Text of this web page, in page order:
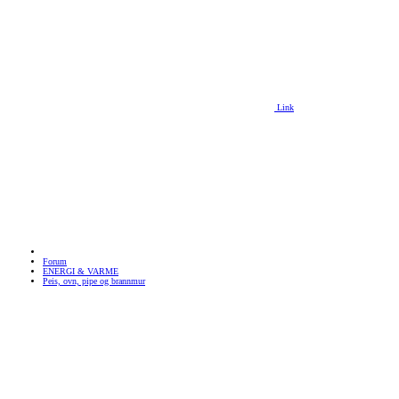
Link
Forum
ENERGI & VARME
Peis, ovn, pipe og brannmur